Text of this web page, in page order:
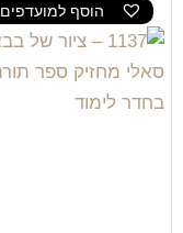
הוסף למועדפים